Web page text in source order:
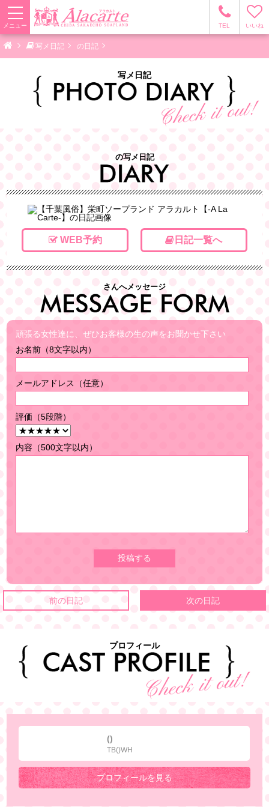
TEL いいね
メニュー
写メ日記 の日記
写メ日記
の写メ日記
WEB予約 日記一覧へ
さんへメッセージ
頑張る女性達に、ぜひお客様の生の声をお聞かせ下さい
お名前（8文字以内）
メールアドレス（任意）
評価（5段階）
内容（500文字以内）
前の日記 次の日記
プロフィール
()
TB()WH
プロフィールを見る